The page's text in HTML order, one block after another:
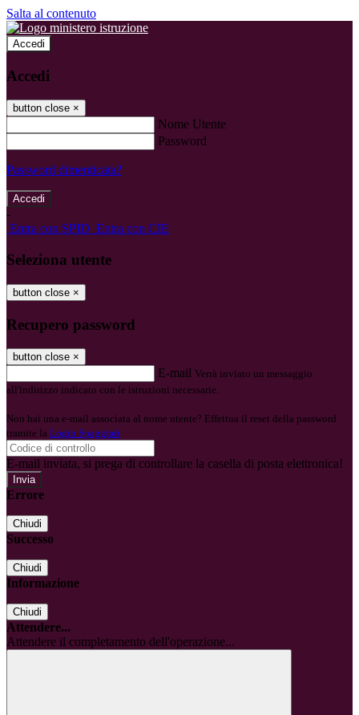
Salta al contenuto
Accedi
Accedi
button close ×
Nome Utente
Password
Password dimenticata?
-
Entra con SPID Entra con CIE
Seleziona utente
button close ×
Recupero password
button close ×
E-mail Verrà inviato un messaggio
all'indirizzo indicato con le istruzioni necessarie.
Non hai una e-mail associata al nome utente? Effettua il reset della password
tramite la Login Spaggiari
E-mail inviata, si prega di controllare la casella di posta elettronica!
Errore
Chiudi
Successo
Chiudi
Informazione
Chiudi
Attendere...
Attendere il completamento dell'operazione...